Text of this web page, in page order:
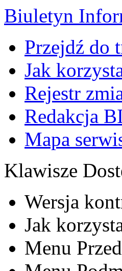
Biuletyn
Przejdź do
Jak
Rejestr
Redakcja
Mapa
Klawisze
Wersja
Jak
Menu